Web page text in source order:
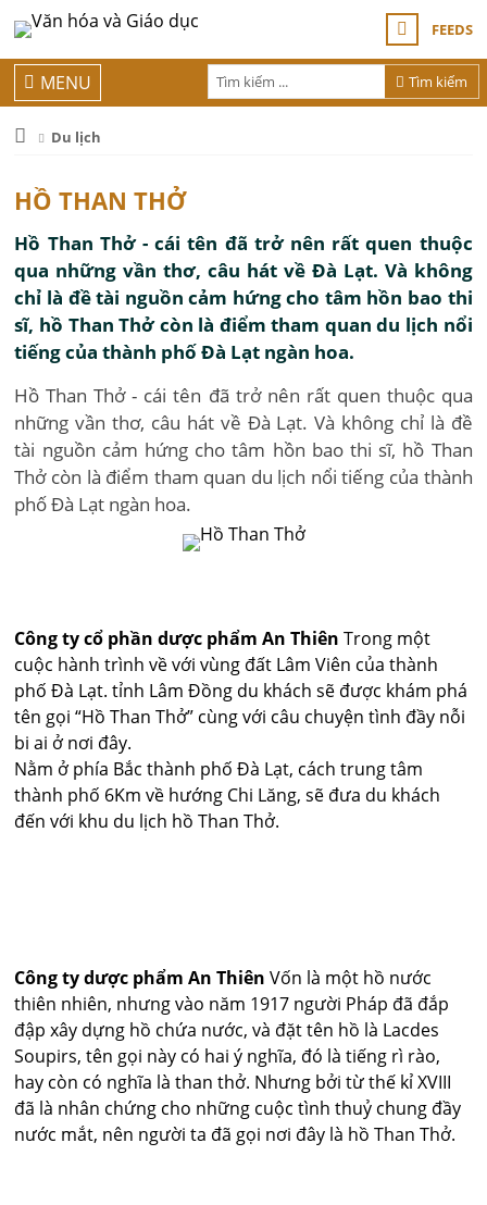
FEEDS
Tìm kiếm
MENU
Du lịch
HỒ THAN THỞ
Hồ Than Thở - cái tên đã trở nên rất quen thuộc
qua những vần thơ, câu hát về Đà Lạt. Và không
chỉ là đề tài nguồn cảm hứng cho tâm hồn bao thi
sĩ, hồ Than Thở còn là điểm tham quan du lịch nổi
tiếng của thành phố Đà Lạt ngàn hoa.
Hồ Than Thở - cái tên đã trở nên rất quen thuộc qua
những vần thơ, câu hát về Đà Lạt. Và không chỉ là đề
tài nguồn cảm hứng cho tâm hồn bao thi sĩ, hồ Than
Thở còn là điểm tham quan du lịch nổi tiếng của thành
phố Đà Lạt ngàn hoa.
Công ty cổ phần dược phẩm An Thiên Trong một
cuộc hành trình về với vùng đất Lâm Viên của thành
phố Đà Lạt. tỉnh Lâm Đồng du khách sẽ được khám phá
tên gọi “Hồ Than Thở” cùng với câu chuyện tình đầy nỗi
bi ai ở nơi đây.
Nằm ở phía Bắc thành phố Đà Lạt, cách trung tâm
thành phố 6Km về hướng Chi Lăng, sẽ đưa du khách
đến với khu du lịch hồ Than Thở.
Công ty dược phẩm An Thiên Vốn là một hồ nước
thiên nhiên, nhưng vào năm 1917 người Pháp đã đắp
đập xây dựng hồ chứa nước, và đặt tên hồ là Lacdes
Soupirs, tên gọi này có hai ý nghĩa, đó là tiếng rì rào,
hay còn có nghĩa là than thở. Nhưng bởi từ thế kỉ XVIII
đã là nhân chứng cho những cuộc tình thuỷ chung đầy
nước mắt, nên người ta đã gọi nơi đây là hồ Than Thở.